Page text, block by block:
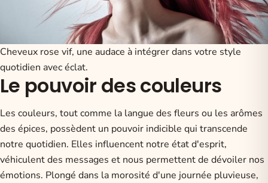
Cheveux rose vif, une audace à intégrer dans votre style
quotidien avec éclat.
Le pouvoir des couleurs
Les couleurs, tout comme la langue des fleurs ou les arômes
des épices, possèdent un pouvoir indicible qui transcende
notre quotidien. Elles influencent notre état d'esprit,
véhiculent des messages et nous permettent de dévoiler nos
émotions. Plongé dans la morosité d'une journée pluvieuse,